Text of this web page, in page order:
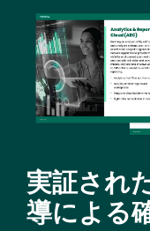
Image
実証され
導による